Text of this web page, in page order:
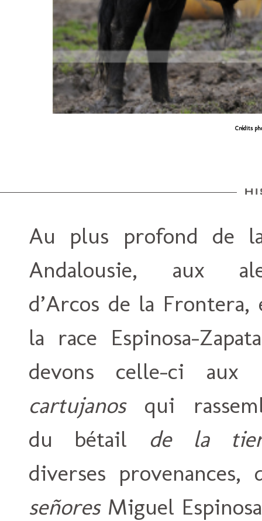
Crédits
Au plus profond de
Andalousie, aux
d’Arcos de la Frontera,
la race Espinosa-
devons celle-ci aux
cartujanosqui
du bétail de la
diverses provenances,
señoresMiguel